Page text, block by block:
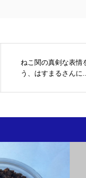
ねこ関の真剣な表情
う、はすまるさんに...